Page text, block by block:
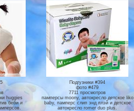
huggies
беби и
Подгузники #394
фото #479
7711 просмотров
памперсы moony, автокресло детское liko
baby, памперс слип энд плэй и детское
автокресло romer duo plus.